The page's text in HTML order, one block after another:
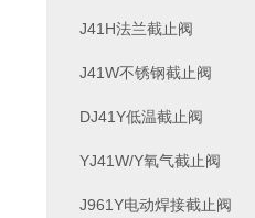
J41H法兰截止阀
J41W不锈钢截止阀
DJ41Y低温截止阀
YJ41W/Y氧气截止阀
J961Y电动焊接截止阀